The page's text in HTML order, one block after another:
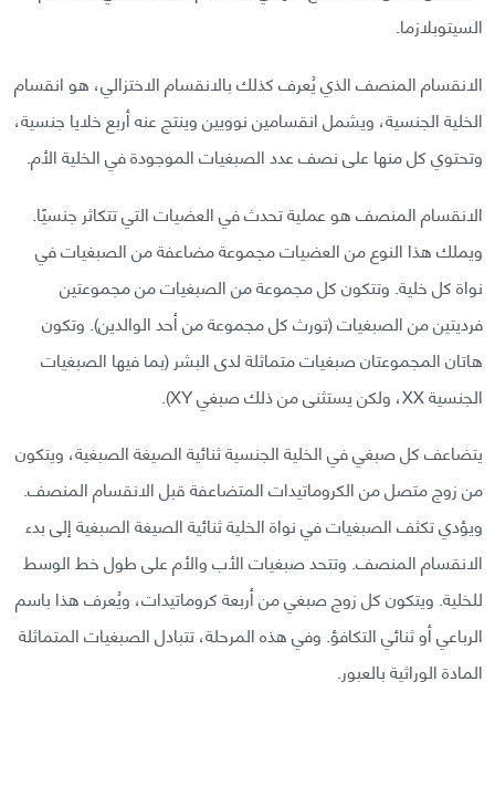
السيتوبلازما.
الانقسام المنصف الذي يُعرف كذلك بالانقسام الاختزالي، هو انقسام
الخلية الجنسية، ويشمل انقسامين نوويين وينتج عنه أربع خلايا جنسية،
وتحتوي كل منها على نصف عدد الصبغيات الموجودة في الخلية الأم.
الانقسام المنصف هو عملية تحدث في العضيات التي تتكاثر جنسيًا.
ويملك هذا النوع من العضيات مجموعة مضاعفة من الصبغيات في
نواة كل خلية. وتتكون كل مجموعة من الصبغيات من مجموعتين
فرديتين من الصبغيات (تورث كل مجموعة من أحد الوالدين). وتكون
هاتان المجموعتان صبغيات متماثلة لدى البشر (بما فيها الصبغيات
الجنسية XX، ولكن يستثنى من ذلك صبغي XY).
يتضاعف كل صبغي في الخلية الجنسية ثنائية الصيغة الصبغية، ويتكون
من زوج متصل من الكروماتيدات المتضاعفة قبل الانقسام المنصف.
ويؤدي تكثف الصبغيات في نواة الخلية ثنائية الصيغة الصبغية إلى بدء
الانقسام المنصف. وتتحد صبغيات الأب والأم على طول خط الوسط
للخلية. ويتكون كل زوج صبغي من أربعة كروماتيدات، ويُعرف هذا باسم
الرباعي أو ثنائي التكافؤ. وفي هذه المرحلة، تتبادل الصبغيات المتماثلة
المادة الوراثية بالعبور.